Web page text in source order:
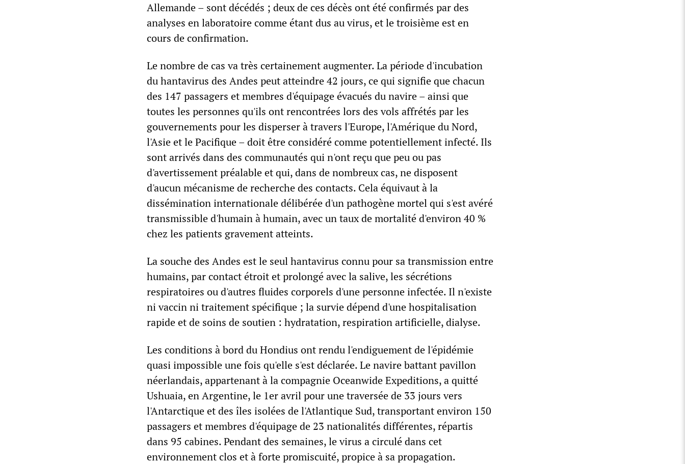
Allemande – sont décédés ; deux de ces décès ont été confirmés par des
analyses en laboratoire comme étant dus au virus, et le troisième est en
cours de confirmation.
Le nombre de cas va très certainement augmenter. La période d'incubation
du hantavirus des Andes peut atteindre 42 jours, ce qui signifie que chacun
des 147 passagers et membres d'équipage évacués du navire – ainsi que
toutes les personnes qu'ils ont rencontrées lors des vols affrétés par les
gouvernements pour les disperser à travers l'Europe, l'Amérique du Nord,
l'Asie et le Pacifique – doit être considéré comme potentiellement infecté. Ils
sont arrivés dans des communautés qui n'ont reçu que peu ou pas
d'avertissement préalable et qui, dans de nombreux cas, ne disposent
d'aucun mécanisme de recherche des contacts. Cela équivaut à la
dissémination internationale délibérée d'un pathogène mortel qui s'est avéré
transmissible d'humain à humain, avec un taux de mortalité d'environ 40 %
chez les patients gravement atteints.
La souche des Andes est le seul hantavirus connu pour sa transmission entre
humains, par contact étroit et prolongé avec la salive, les sécrétions
respiratoires ou d'autres fluides corporels d'une personne infectée. Il n'existe
ni vaccin ni traitement spécifique ; la survie dépend d'une hospitalisation
rapide et de soins de soutien : hydratation, respiration artificielle, dialyse.
Les conditions à bord du Hondius ont rendu l'endiguement de l'épidémie
quasi impossible une fois qu'elle s'est déclarée. Le navire battant pavillon
néerlandais, appartenant à la compagnie Oceanwide Expeditions, a quitté
Ushuaia, en Argentine, le 1er avril pour une traversée de 33 jours vers
l'Antarctique et des îles isolées de l'Atlantique Sud, transportant environ 150
passagers et membres d'équipage de 23 nationalités différentes, répartis
dans 95 cabines. Pendant des semaines, le virus a circulé dans cet
environnement clos et à forte promiscuité, propice à sa propagation.